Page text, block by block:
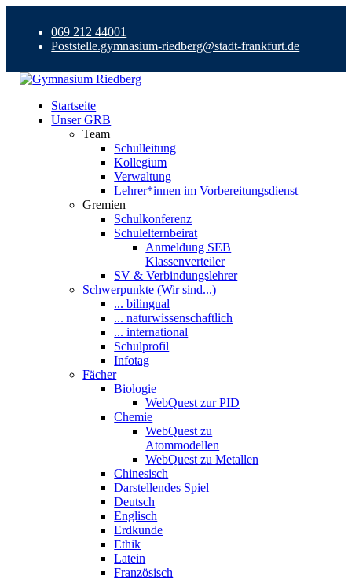
069 212 44001
Poststelle.gymnasium-riedberg@stadt-frankfurt.de
Startseite
Unser GRB
Team
Schulleitung
Kollegium
Verwaltung
Lehrer*innen im Vorbereitungsdienst
Gremien
Schulkonferenz
Schulelternbeirat
Anmeldung SEB
Klassenverteiler
SV & Verbindungslehrer
Schwerpunkte (Wir sind...)
... bilingual
... naturwissenschaftlich
... international
Schulprofil
Infotag
Fächer
Biologie
WebQuest zur PID
Chemie
WebQuest zu
Atommodellen
WebQuest zu Metallen
Chinesisch
Darstellendes Spiel
Deutsch
Englisch
Erdkunde
Ethik
Latein
Französisch